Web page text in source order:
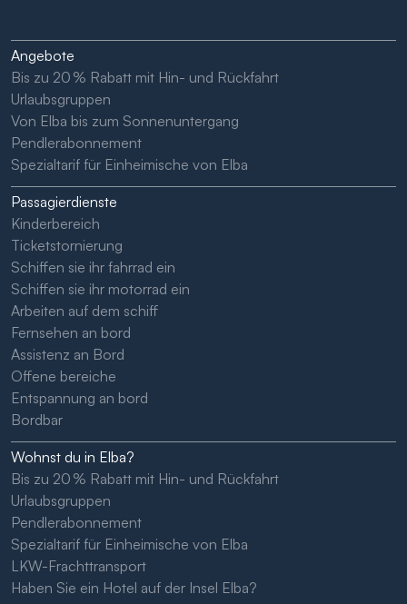
Angebote
Bis zu 20 % Rabatt mit Hin- und Rückfahrt
Urlaubsgruppen
Von Elba bis zum Sonnenuntergang
Pendlerabonnement
Spezialtarif für Einheimische von Elba
Passagierdienste
Kinderbereich
Ticketstornierung
Schiffen sie ihr fahrrad ein
Schiffen sie ihr motorrad ein
Arbeiten auf dem schiff
Fernsehen an bord
Assistenz an Bord
Offene bereiche
Entspannung an bord
Bordbar
Wohnst du in Elba?
Bis zu 20 % Rabatt mit Hin- und Rückfahrt
Urlaubsgruppen
Pendlerabonnement
Spezialtarif für Einheimische von Elba
LKW-Frachttransport
Haben Sie ein Hotel auf der Insel Elba?